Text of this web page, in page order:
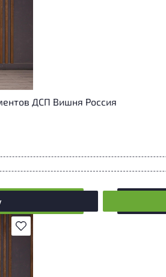
ДСП Вишня Россия
В избранное